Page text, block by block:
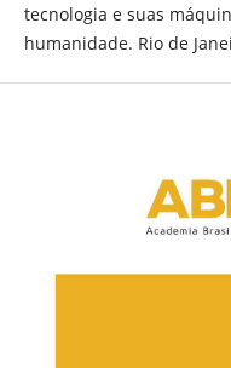
tecnologia e suas
humanidade. Rio de